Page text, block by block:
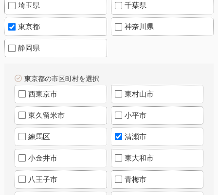
埼玉県 千葉県
東京都 神奈川県
静岡県
東京都の市区町村を選択
西東京市 東村山市
東久留米市 小平市
練馬区 清瀬市
小金井市 東大和市
八王子市 青梅市